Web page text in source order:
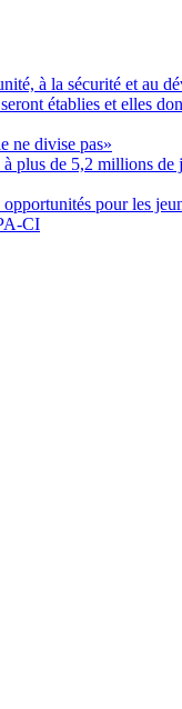
à la sécurité et au
établies et elles
ne divise pas»
plus de 5,2 millions de
pour les
CI